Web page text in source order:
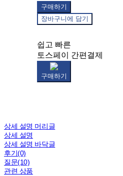
구매하기
장바구니에 담기
쉽고 빠른
토스페이 간편결제
구매하기
상세 설명 머리글
상세 설명
상세 설명 바닥글
후기(0)
질문(10)
관련 상품